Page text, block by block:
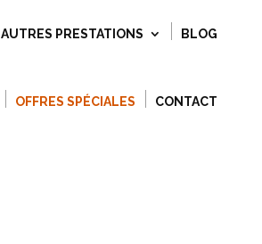
AUTRES PRESTATIONS BLOG
OFFRES SPÉCIALES CONTACT